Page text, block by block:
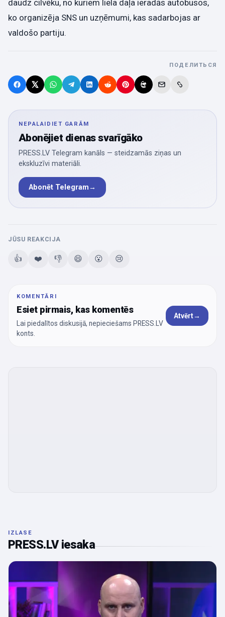
daudz cilvēku, no kuriem liela daļa ieradās autobusos,
ko organizēja SNS un uzņēmumi, kas sadarbojas ar
valdošo partiju.
ПОДЕЛИТЬСЯ
NEPALAIDIET GARĀM
Abonējiet dienas svarīgāko
PRESS.LV Telegram kanāls — steidzamās ziņas un
ekskluzīvi materiāli.
Abonēt Telegram→
JŪSU REAKCIJA
👍 ❤️ 👎 😄 😮 😢
KOMENTĀRI
Esiet pirmais, kas komentēs
Lai piedalītos diskusijā, nepieciešams PRESS.LV
konts.
Atvērt→
IZLASE
PRESS.LV iesaka